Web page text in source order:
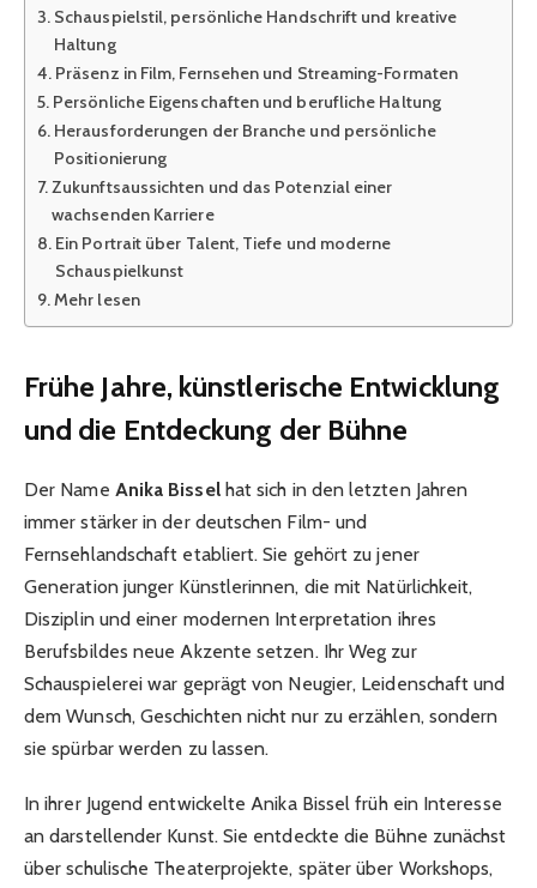
Schauspielstil, persönliche Handschrift und kreative
Haltung
Präsenz in Film, Fernsehen und Streaming-Formaten
Persönliche Eigenschaften und berufliche Haltung
Herausforderungen der Branche und persönliche
Positionierung
Zukunftsaussichten und das Potenzial einer
wachsenden Karriere
Ein Portrait über Talent, Tiefe und moderne
Schauspielkunst
Mehr lesen
Frühe Jahre, künstlerische Entwicklung
und die Entdeckung der Bühne
Der Name Anika Bisselhat sich in den letzten Jahren
immer stärker in der deutschen Film- und
Fernsehlandschaft etabliert. Sie gehört zu jener
Generation junger Künstlerinnen, die mit Natürlichkeit,
Disziplin und einer modernen Interpretation ihres
Berufsbildes neue Akzente setzen. Ihr Weg zur
Schauspielerei war geprägt von Neugier, Leidenschaft und
dem Wunsch, Geschichten nicht nur zu erzählen, sondern
sie spürbar werden zu lassen.
In ihrer Jugend entwickelte Anika Bissel früh ein Interesse
an darstellender Kunst. Sie entdeckte die Bühne zunächst
über schulische Theaterprojekte, später über Workshops,